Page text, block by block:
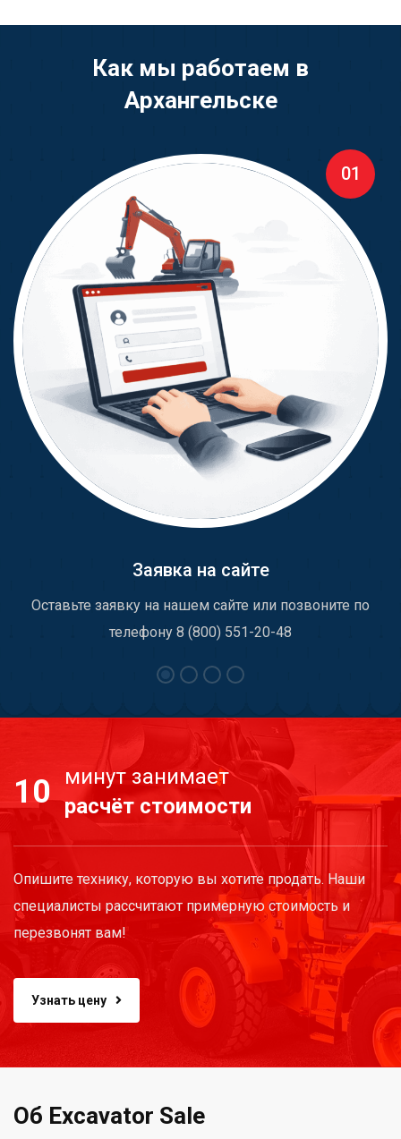
Как мы работаем в
Архангельске
01
Заявка на сайте
Оставьте заявку на нашем сайте или позвоните по
телефону 8 (800) 551-20-48
10
минут занимает
расчёт стоимости
Опишите технику, которую вы хотите продать. Наши
специалисты рассчитают примерную стоимость и
перезвонят вам!
Узнать цену
Об Excavator Sale